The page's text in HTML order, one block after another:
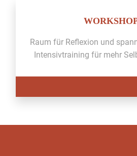
Raum für Reflex­ion und
Inten­siv­train­ing für mehr